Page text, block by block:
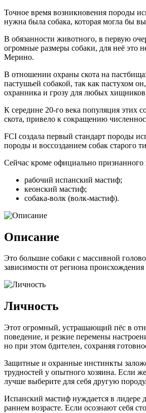
Точное время возникновения породы
нужна была собака, которая могла бы
В обязанности животного, в первую
огромные размеры собаки, для неё это
Мерино.
В отношении охраны скота на
пастушьей собакой, так как пастухом
охранника и грозу для любых
К середине 20-го века популяция этих
скота, привело к сокращению
FCI создала первый стандарт породы
породы и воссозданием собак старого
Сейчас кроме официально
рабочий испанский мастиф;
кеонский мастиф;
cобака-волк (волк-мастиф).
Описание
Это большие собаки с массивной
зависимости от региона
Личность
Этот огромный, устрашающий пёс в
поведение, и резкие перемены
но при этом бдителен, сохраняя
Защитные и охранные инстинкты
трудностей у опытного хозяина. Если
лучше выберите для себя другую породу.
Испанский мастиф нуждается в лидере
раннем возрасте. Если осознают себя